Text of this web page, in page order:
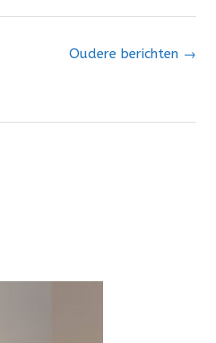
Oudere berichten →